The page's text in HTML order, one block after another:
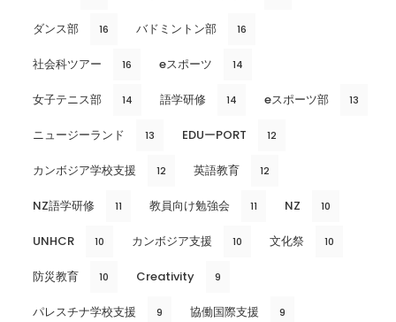
ダンス部 16 バドミントン部 16
社会科ツアー 16 eスポーツ 14
女子テニス部 14 語学研修 14 eスポーツ部 13
ニュージーランド 13 EDUーPORT 12
カンボジア学校支援 12 英語教育 12
NZ語学研修 11 教員向け勉強会 11 NZ 10
UNHCR 10 カンボジア支援 10 文化祭 10
防災教育 10 Creativity 9
パレスチナ学校支援 9 協働国際支援 9